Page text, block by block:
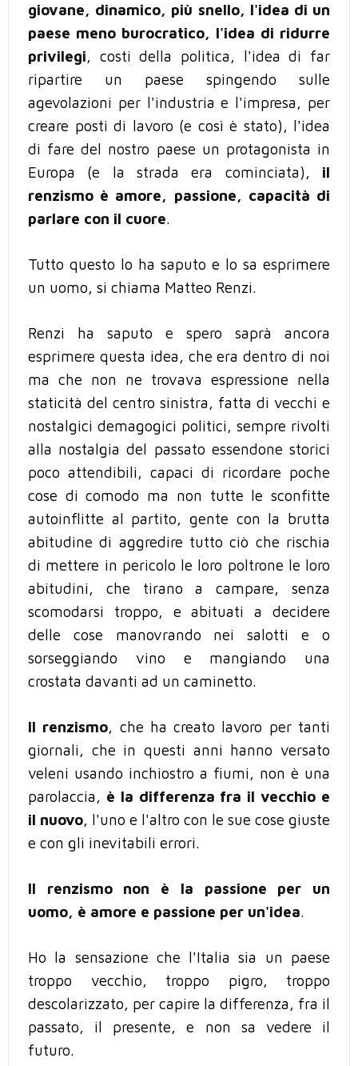
giovane, dinamico, più snello, l'idea di un
paese meno burocratico, l'idea di ridurre
privilegi, costi della politica, l'idea di far
ripartire un paese spingendo sulle
agevolazioni per l'industria e l'impresa, per
creare posti di lavoro (e così è stato), l'idea
di fare del nostro paese un protagonista in
Europa (e la strada era cominciata), il
renzismo è amore, passione, capacità di
parlare con il cuore.
Tutto questo lo ha saputo e lo sa esprimere
un uomo, si chiama Matteo Renzi.
Renzi ha saputo e spero saprà ancora
esprimere questa idea, che era dentro di noi
ma che non ne trovava espressione nella
staticità del centro sinistra, fatta di vecchi e
nostalgici demagogici politici, sempre rivolti
alla nostalgia del passato essendone storici
poco attendibili, capaci di ricordare poche
cose di comodo ma non tutte le sconfitte
autoinflitte al partito, gente con la brutta
abitudine di aggredire tutto ciò che rischia
di mettere in pericolo le loro poltrone le loro
abitudini, che tirano a campare, senza
scomodarsi troppo, e abituati a decidere
delle cose manovrando nei salotti e o
sorseggiando vino e mangiando una
crostata davanti ad un caminetto.
Il renzismo, che ha creato lavoro per tanti
giornali, che in questi anni hanno versato
veleni usando inchiostro a fiumi, non è una
parolaccia, è la differenza fra il vecchio e
il nuovo, l'uno e l'altro con le sue cose giuste
e con gli inevitabili errori.
Il renzismo non è la passione per un
uomo, è amore e passione per un'idea.
Ho la sensazione che l'Italia sia un paese
troppo vecchio, troppo pigro, troppo
descolarizzato, per capire la differenza, fra il
passato, il presente, e non sa vedere il
futuro.